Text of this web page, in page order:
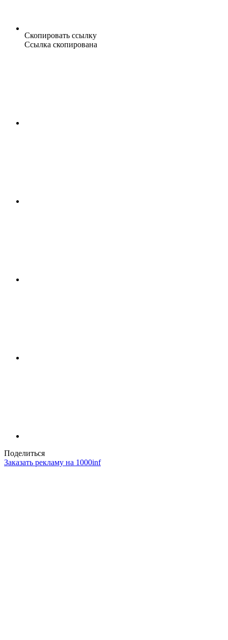
Скопировать ссылку
Ссылка скопирована
Поделиться
Заказать рекламу на 1000inf